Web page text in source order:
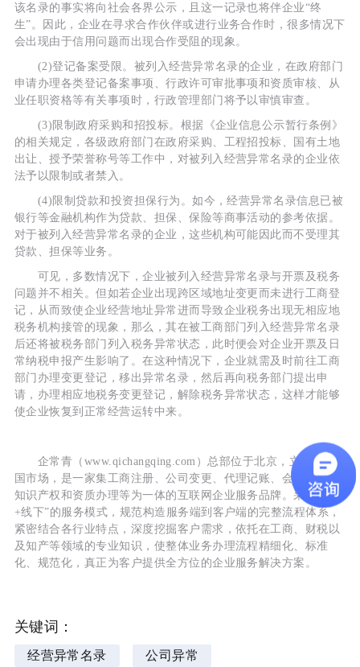
该名录的事实将向社会各界公示，且这一记录也将伴企业“终
生”。因此，企业在寻求合作伙伴或进行业务合作时，很多情况下
会出现由于信用问题而出现合作受阻的现象。
(2)登记备案受限。被列入经营异常名录的企业，在政府部门
申请办理各类登记备案事项、行政许可审批事项和资质审核、从
业任职资格等有关事项时，行政管理部门将予以审慎审查。
(3)限制政府采购和招投标。根据《企业信息公示暂行条例》
的相关规定，各级政府部门在政府采购、工程招投标、国有土地
出让、授予荣誉称号等工作中，对被列入经营异常名录的企业依
法予以限制或者禁入。
(4)限制贷款和投资担保行为。如今，经营异常名录信息已被
银行等金融机构作为贷款、担保、保险等商事活动的参考依据。
对于被列入经营异常名录的企业，这些机构可能因此而不受理其
贷款、担保等业务。
可见，多数情况下，企业被列入经营异常名录与开票及税务
问题并不相关。但如若企业出现跨区域地址变更而未进行工商登
记，从而致使企业经营地址异常进而导致企业税务出现无相应地
税务机构接管的现象，那么，其在被工商部门列入经营异常名录
后还将被税务部门列入税务异常状态，此时便会对企业开票及日
常纳税申报产生影响了。在这种情况下，企业就需及时前往工商
部门办理变更登记，移出异常名录，然后再向税务部门提出申
请，办理相应地税务变更登记，解除税务异常状态，这样才能够
使企业恢复到正常经营运转中来。
企常青（www.qichangqing.com）总部位于北京，立足于全
国市场，是一家集工商注册、公司变更、代理记账、会计审计、
知识产权和资质办理等为一体的互联网企业服务品牌。采用“线上
+线下”的服务模式，规范构造服务端到客户端的完整流程体系，
紧密结合各行业特点，深度挖掘客户需求，依托在工商、财税以
及知产等领域的专业知识，使整体业务办理流程精细化、标准
化、规范化，真正为客户提供全方位的企业服务解决方案。
关键词：
经营异常名录 公司异常